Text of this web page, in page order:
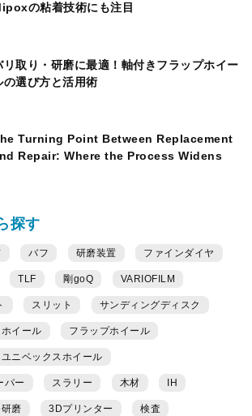
の粘着技術にも注目
リ取り・研磨に最適！軸付きフラップホイー
の選び方と活用術
Turning Point Between Replacement
Repair: Where the Process Widens
探す
バフ 研磨装置 ファインダイヤ
TLF 剛goQ VARIOFILM
スリット サンディングディスク
イール フラップホイール
ユニベックスホイール
パー スラリー 木材 IH
磨 3Dプリンター 検査